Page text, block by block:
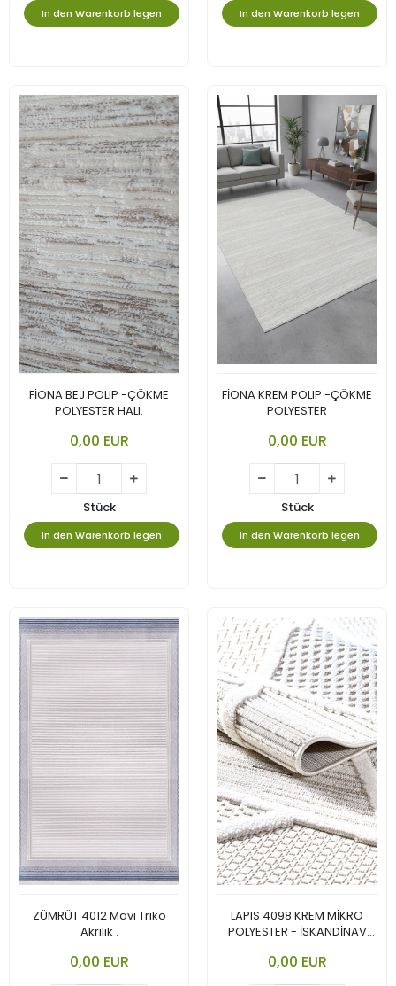
In den Warenkorb legen In den Warenkorb legen
FİONA BEJ POLIP -ÇÖKME
POLYESTER HALI.
0,00 EUR
Stück
In den Warenkorb legen
FİONA KREM POLIP -ÇÖKME
POLYESTER
0,00 EUR
Stück
In den Warenkorb legen
ZÜMRÜT 4012 Mavi Triko
Akrilik .
0,00 EUR
LAPIS 4098 KREM MİKRO
POLYESTER - İSKANDİNAV
YORUMU.
0,00 EUR